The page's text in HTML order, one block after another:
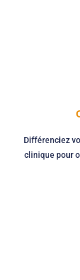
Différenciez
clinique pour